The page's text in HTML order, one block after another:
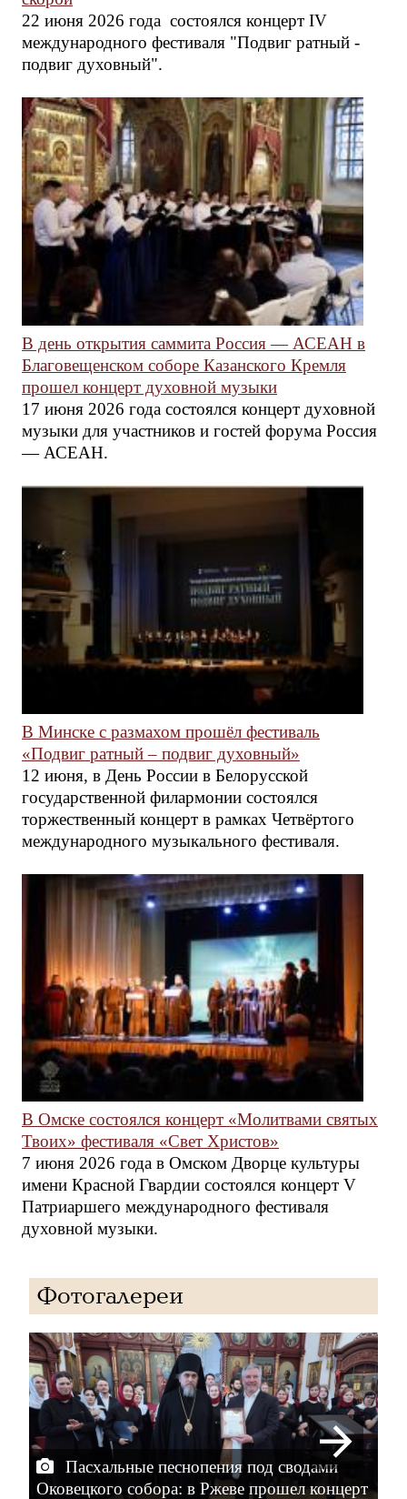
22 июня 2026 года состоялся концерт IV
международного фестиваля "Подвиг ратный -
подвиг духовный".
В день открытия саммита Россия — АСЕАН в
Благовещенском соборе Казанского Кремля
прошел концерт духовной музыки
17 июня 2026 года состоялся концерт духовной
музыки для участников и гостей форума Россия
— АСЕАН.
В Минске с размахом прошёл фестиваль
«Подвиг ратный – подвиг духовный»
12 июня, в День России в Белорусской
государственной филармонии состоялся
торжественный концерт в рамках Четвёртого
международного музыкального фестиваля.
В Омске состоялся концерт «Молитвами святых
Твоих» фестиваля «Свет Христов»
7 июня 2026 года в Омском Дворце культуры
имени Красной Гвардии состоялся концерт V
Патриаршего международного фестиваля
духовной музыки.
Фотогалереи
Пасхальные песнопения под сводами
Оковецкого собора: в Ржеве прошел концерт